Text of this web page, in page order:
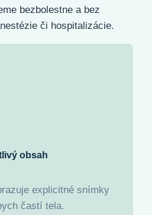
bezbolestne a bez
či hospitalizácie.
obsah
explicitné snímky
častí tela.